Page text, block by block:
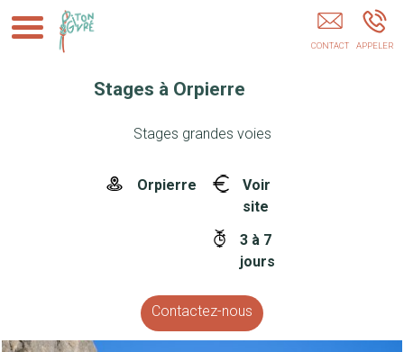
Stages à Orpierre
Stages grandes voies
Orpierre
Voir
site
3 à 7
jours
Contactez-nous